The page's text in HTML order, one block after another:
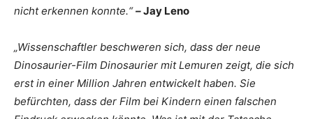
nicht erkennen konnte.“–Jay Leno
„Wissenschaftler beschweren sich, dass der neue
Dinosaurier-Film Dinosaurier mit Lemuren zeigt, die sich
erst in einer Million Jahren entwickelt haben. Sie
befürchten, dass der Film bei Kindern einen falschen